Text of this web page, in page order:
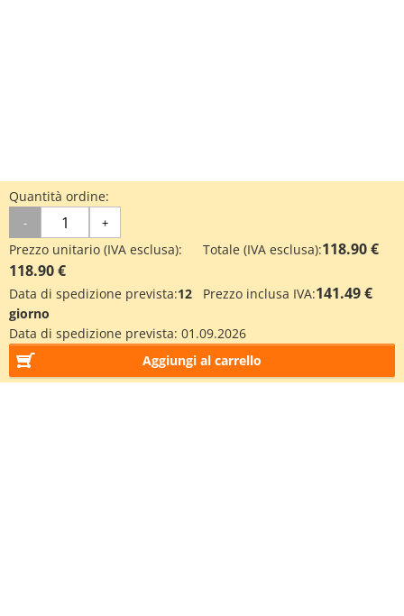
Quantità ordine:
- +
Prezzo unitario (IVA esclusa):
118.90 €
Totale (IVA esclusa):118.90 €
Data di spedizione prevista:12
giorno
Prezzo inclusa IVA:141.49 €
Data di spedizione prevista: 01.09.2026
Aggiungi al carrello